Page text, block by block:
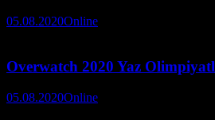
05.08.2020Online
Overwatch 2020 Yaz
05.08.2020Online